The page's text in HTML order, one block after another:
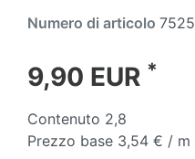
Numero di articolo 7525
9,90 EUR *
Contenuto 2,8
Prezzo base 3,54 € / m